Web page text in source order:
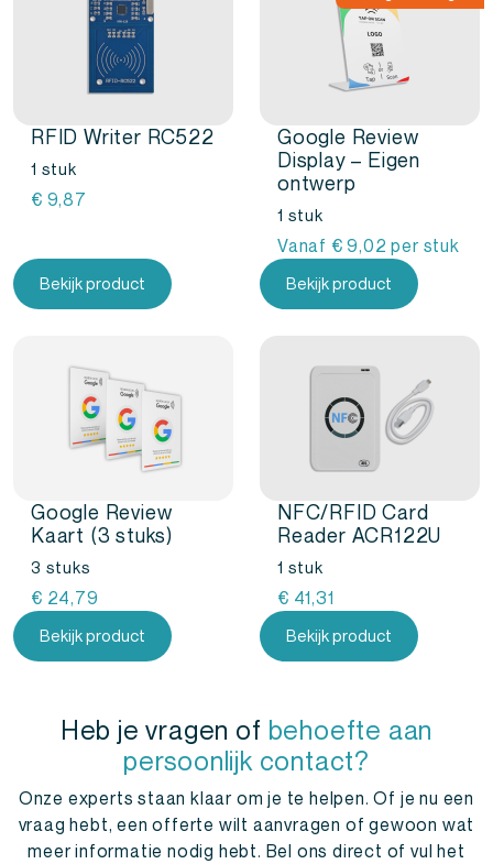
RFID Writer RC522
1 stuk
€ 9,87
Bekijk product
Google Review
Display – Eigen
ontwerp
1 stuk
Vanaf € 9,02per stuk
Bekijk product
Google Review
Kaart (3 stuks)
3 stuks
€ 24,79
Bekijk product
NFC/RFID Card
Reader ACR122U
1 stuk
€ 41,31
Bekijk product
Heb je vragen of behoefte aan
persoonlijk contact?
Onze experts staan klaar om je te helpen. Of je nu een
vraag hebt, een offerte wilt aanvragen of gewoon wat
meer informatie nodig hebt. Bel ons direct of vul het